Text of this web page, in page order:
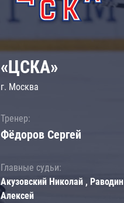
«ЦСКА»
г. Москва
Тренер:
Фёдоров Сергей
Главные судьи:
Акузовский Николай , Раводин
Алексей